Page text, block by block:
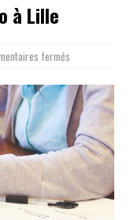
à Lille
fermés